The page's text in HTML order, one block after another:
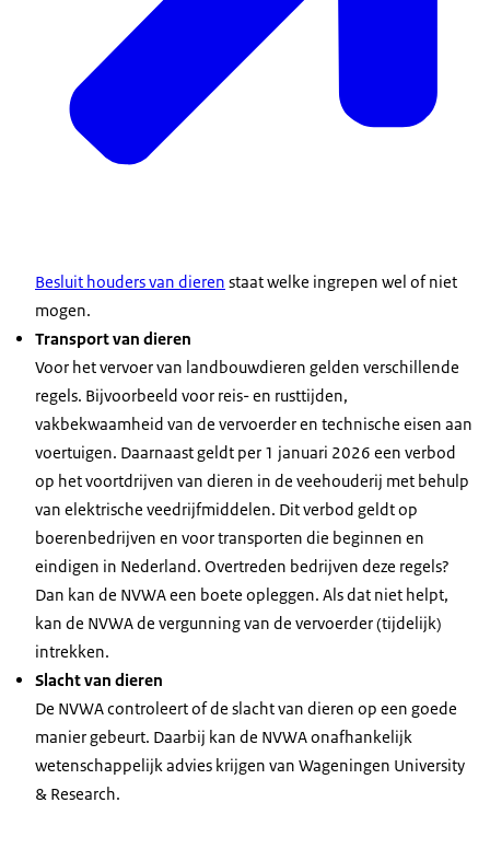
Besluit houders van dieren staat welke ingrepen wel of niet
mogen.
Transport van dieren
Voor het vervoer van landbouwdieren gelden verschillende
regels. Bijvoorbeeld voor reis- en rusttijden,
vakbekwaamheid van de vervoerder en technische eisen aan
voertuigen. Daarnaast geldt per 1 januari 2026 een verbod
op het voortdrijven van dieren in de veehouderij met behulp
van elektrische veedrijfmiddelen. Dit verbod geldt op
boerenbedrijven en voor transporten die beginnen en
eindigen in Nederland. Overtreden bedrijven deze regels?
Dan kan de NVWA een boete opleggen. Als dat niet helpt,
kan de NVWA de vergunning van de vervoerder (tijdelijk)
intrekken.
Slacht van dieren
De NVWA controleert of de slacht van dieren op een goede
manier gebeurt. Daarbij kan de NVWA onafhankelijk
wetenschappelijk advies krijgen van Wageningen University
& Research.